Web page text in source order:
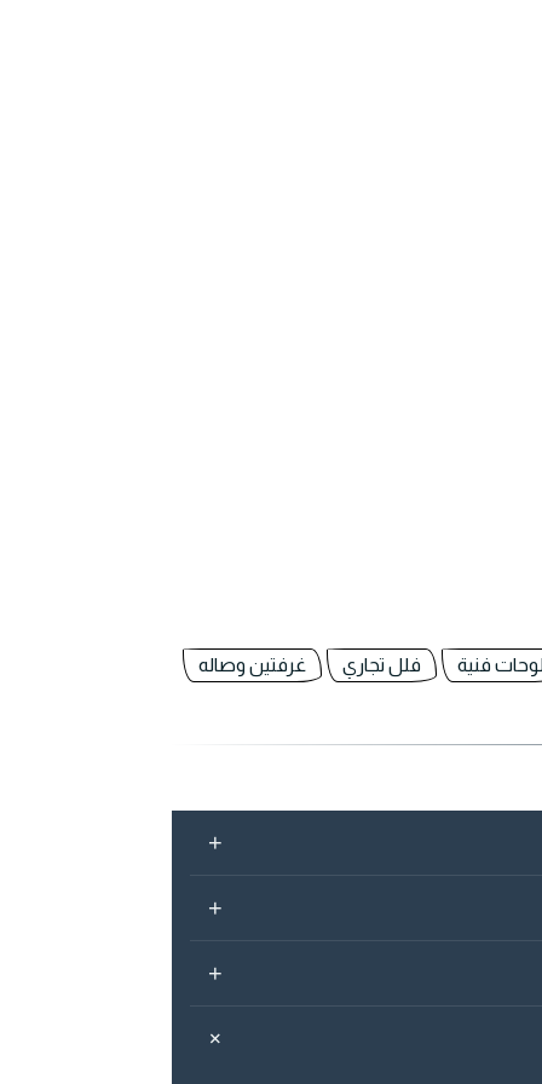
فنية فلل تجاري
غرفتين وصاله
+
+
+
+